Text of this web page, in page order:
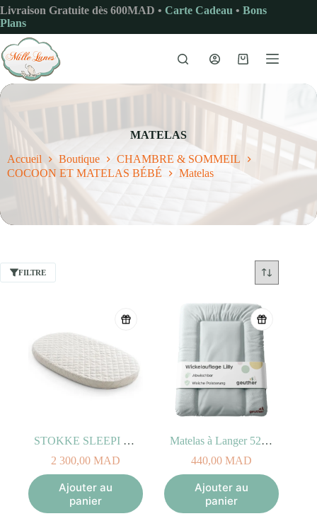
Passer
au
contenu
Livraison Gratuite dès 600MAD • Carte Cadeau • Bons
Plans
Panier
MATELAS
Accueil Boutique
CHAMBRE & SOMMEIL
COCOON ET MATELAS BÉBÉ
Matelas
FILTRE
STOKKE SLEEPI Matelas du lit Bed V2
2 300,00 MAD
Ajouter au
panier
Matelas à Langer 52 x 75 cm
440,00 MAD
Ajouter au
panier